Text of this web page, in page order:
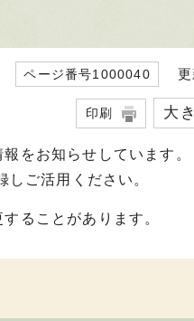
ページ番号1000040 更
印刷 大
をお知らせしています。
ご活用ください。
ることがあります。